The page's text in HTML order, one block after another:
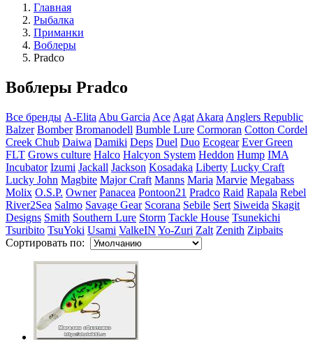
Главная
Рыбалка
Приманки
Воблеры
Pradco
Воблеры Pradco
Все бренды A-Elita Abu Garcia Ace Agat Akara Anglers Republic
Balzer Bomber Bromanodell Bumble Lure Cormoran Cotton Cordel
Creek Сhub Daiwa Damiki Deps Duel Duo Ecogear Ever Green
FLT Grows culture Halco Halcyon System Heddon Hump IMA
Incubator Izumi Jackall Jackson Kosadaka Liberty Lucky Craft
Lucky John Magbite Major Craft Manns Maria Marvie Megabass
Molix O.S.P. Owner Panacea Pontoon21 Pradco Raid Rapala Rebel
River2Sea Salmo Savage Gear Scorana Sebile Sert Siweida Skagit
Designs Smith Southern Lure Storm Tackle House Tsunekichi
Tsuribito TsuYoki Usami ValkeIN Yo-Zuri Zalt Zenith Zipbaits
Сортировать по: